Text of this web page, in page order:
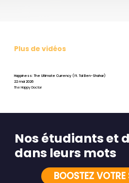
Plus de vidéos
Happiness: The Ultimate Currency (ft. Tal Ben-Shahar)
22 mai 2026
The Happy Doctor
BOOSTEZ
Nos étudiants et
dans leurs mots